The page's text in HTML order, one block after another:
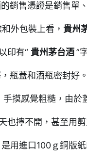
銷售憑證是銷售單
外包裝上看， 貴州
印有“ 貴州茅台酒”
瓶蓋和酒瓶密封好
摸感覺粗糙，由
擰不開，甚至用
是用進口100ｇ銅版